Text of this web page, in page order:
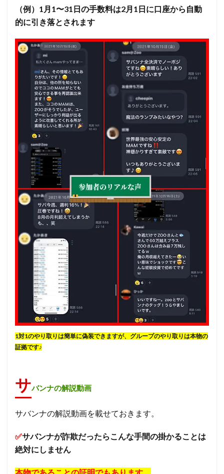
（例）1月1〜31日の手数料は2月1日に口座から自動
的に引き落とされます
1対1のやり取りは簡単に偽装できますが、グループのやり取りは本物の
証拠です♪
サバンナの解説動画
サバンナの解説動画を載せておきます。
✅サバンナが詐欺だったらこんな手間の掛かることは
絶対にしません